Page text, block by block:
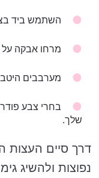
השתמש ביד
מרחו אבקה על
מערבבים
בחרי צבע
שלך.
דרך סיים העצות
נפוצות ולהשיג